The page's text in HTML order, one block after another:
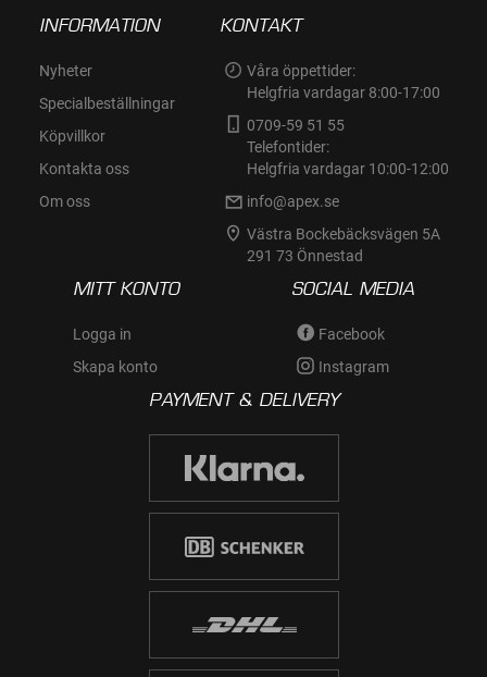
INFORMATION
Nyheter
Specialbeställningar
Köpvillkor
Kontakta oss
Om oss
KONTAKT
Våra öppettider:
Helgfria vardagar 8:00-17:00
0709-59 51 55
Telefontider:
Helgfria vardagar 10:00-12:00
info@apex.se
Västra Bockebäcksvägen 5A
291 73 Önnestad
MITT KONTO
Logga in
Skapa konto
SOCIAL MEDIA
Facebook
Instagram
PAYMENT & DELIVERY